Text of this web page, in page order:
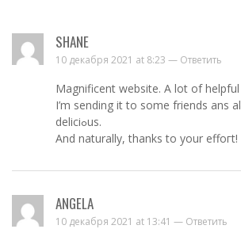
SHANE
10 декабря 2021 at 8:23 — Ответить
Magnificеnt website. A lot of
I’m sendіng it to some friends ans
deliciߋus.
And naturally, thanks to your effoгt!
ANGELA
10 декабря 2021 at 13:41 — Ответить